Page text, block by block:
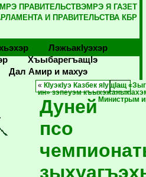
ПРАВИТЕЛЬСТВЭМРЭ Я ГАЗЕТ
И ПРАВИТЕЛЬСТВА КБР
Лэжьакlуэхэр
Хъыбарегъащlэ
Дал Амир и махуэ
« КIуэкIуэ Казбек яIущIащ
ин» зэпеуэм
Министрым
Дуней
псо